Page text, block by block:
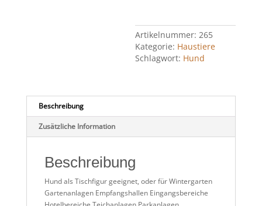
Artikelnummer:265
Kategorie: Haustiere
Schlagwort: Hund
Beschreibung
Zusätzliche Information
Beschreibung
Hund als Tischfigur geeignet, oder für Wintergarten
Gartenanlagen Empfangshallen Eingangsbereiche